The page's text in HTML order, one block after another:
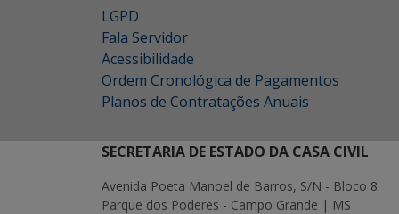
LGPD
Fala Servidor
Acessibilidade
Ordem Cronológica de Pagamentos
Planos de Contratações Anuais
SECRETARIA DE ESTADO DA CASA CIVIL
Avenida Poeta Manoel de Barros, S/N - Bloco 8
Parque dos Poderes - Campo Grande | MS